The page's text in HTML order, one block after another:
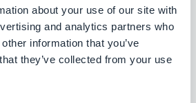
about your use of our site with
and analytics partners who
information that you’ve
they’ve collected from your use